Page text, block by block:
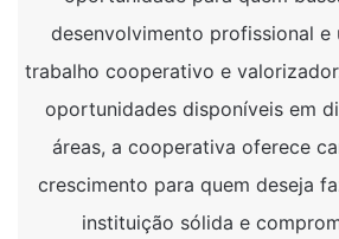
desenvolvimento profissional e
trabalho cooperativo e
oportunidades disponíveis em
áreas, a cooperativa oferece
crescimento para quem deseja
instituição sólida e